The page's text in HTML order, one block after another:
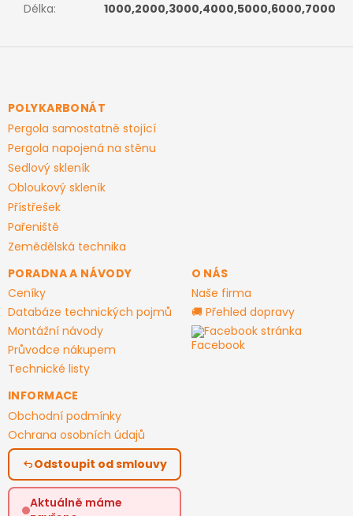
Délka: 1000,2000,3000,4000,5000,6000,7000
Z
aPOLYKARBONÁT
Pergola samostatně stojící
Pergola napojená na stěnu
Sedlový skleník
Obloukový skleník
Přístřešek
Pařeniště
Zemědělská technika
PORADNA A NÁVODY
Ceníky
Databáze technických pojmů
Montážní návody
Průvodce nákupem
Technické listy
O NÁS
Naše firma
🚚 Přehled dopravy
Facebook stránka
INFORMACE
Obchodní podmínky
Ochrana osobních údajů
Odstoupit od smlouvy
Aktuálně máme